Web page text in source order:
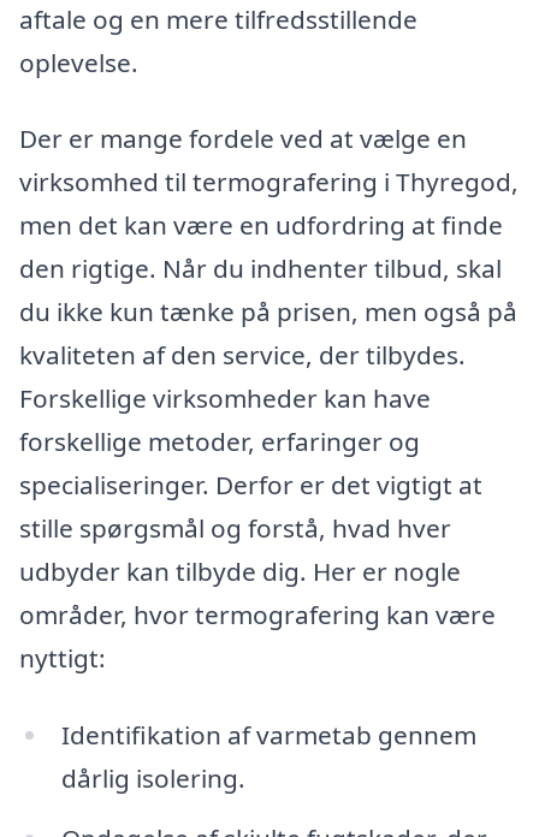
aftale og en mere tilfredsstillende
oplevelse.
Der er mange fordele ved at vælge en
virksomhed til termografering i Thyregod,
men det kan være en udfordring at finde
den rigtige. Når du indhenter tilbud, skal
du ikke kun tænke på prisen, men også på
kvaliteten af den service, der tilbydes.
Forskellige virksomheder kan have
forskellige metoder, erfaringer og
specialiseringer. Derfor er det vigtigt at
stille spørgsmål og forstå, hvad hver
udbyder kan tilbyde dig. Her er nogle
områder, hvor termografering kan være
nyttigt:
Identifikation af varmetab gennem
dårlig isolering.